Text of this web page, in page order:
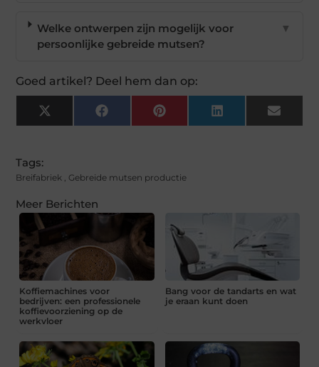
Welke ontwerpen zijn mogelijk voor
persoonlijke gebreide mutsen?
▼
Goed artikel? Deel hem dan op:
X
(Twitter)
FacebookPinterest LinkedIn Email
Tags:
Breifabriek , Gebreide mutsen productie
Meer Berichten
Koffiemachines voor
bedrijven: een professionele
koffievoorziening op de
werkvloer
Bang voor de tandarts en wat
je eraan kunt doen